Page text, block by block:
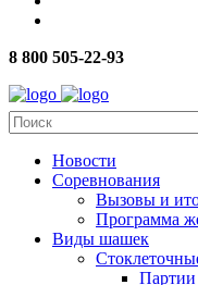
8 800 505-22-93
Новости
Соревнования
Вызовы и
Программа
Виды шашек
Партии